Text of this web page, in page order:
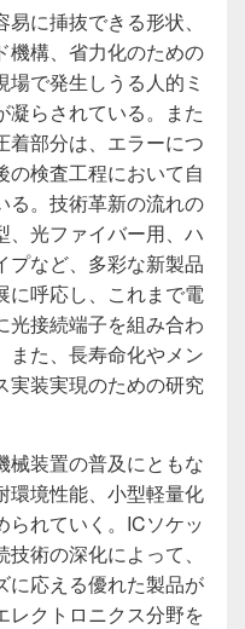
に挿抜できる形状、
機構、省力化のための
で発生しうる人的ミ
凝らされている。また
着部分は、エラーにつ
の検査工程において自
る。技術革新の流れの
、光ファイバー用、ハ
プなど、多彩な新製品
に呼応し、これまで電
光接続端子を組み合わ
また、長寿命化やメン
実装実現のための研究
械装置の普及にともな
環境性能、小型軽量化
られていく。ICソケッ
術の深化によって、
に応える優れた製品が
レクトロニクス分野を